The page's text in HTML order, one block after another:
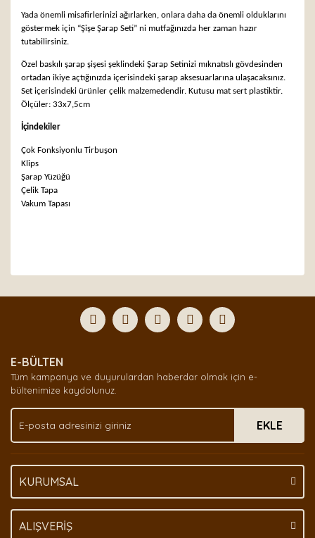
Yada önemli misafirlerinizi ağırlarken, onlara daha da önemli olduklarını
göstermek için “Şişe Şarap Seti” ni mutfağınızda her zaman hazır
tutabilirsiniz.
Özel baskılı şarap şişesi şeklindeki Şarap Setinizi mıknatıslı gövdesinden
ortadan ikiye açtığınızda içerisindeki şarap aksesuarlarına ulaşacaksınız.
Set içerisindeki ürünler çelik malzemedendir. Kutusu mat sert plastiktir.
Ölçüler: 33x7,5cm
İçindekiler
Çok Fonksiyonlu Tirbuşon
Klips
Şarap Yüzüğü
Çelik Tapa
Vakum Tapası
Yorum Yaz
formunu kullanarak tarafımıza iletebilirsiniz.
Görüş ve önerileriniz için teşekkür ederiz.
Ürün açıklamasında eksik bilgiler bulunuyor.
Ürün bilgilerinde hatalar bulunuyor.
Bu ürüne benzer farklı alternatifler olmalı.
E-BÜLTEN
Tüm kampanya ve duyurulardan haberdar olmak için e-
bültenimize kaydolunuz.
EKLE
KURUMSAL
ALIŞVERİŞ